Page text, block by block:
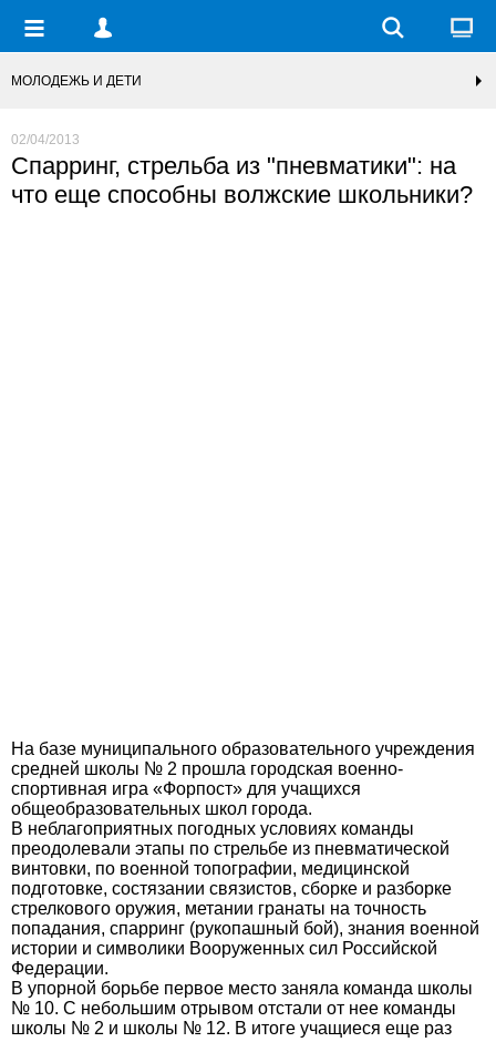
МОЛОДЕЖЬ И ДЕТИ
02/04/2013
Спарринг, стрельба из "пневматики": на
что еще способны волжские школьники?
На базе муниципального образовательного учреждения
средней школы № 2 прошла городская военно-
спортивная игра «Форпост» для учащихся
общеобразовательных школ города.
В неблагоприятных погодных условиях команды
преодолевали этапы по стрельбе из пневматической
винтовки, по военной топографии, медицинской
подготовке, состязании связистов, сборке и разборке
стрелкового оружия, метании гранаты на точность
попадания, спарринг (рукопашный бой), знания военной
истории и символики Вооруженных сил Российской
Федерации.
В упорной борьбе первое место заняла команда школы
№ 10. С небольшим отрывом отстали от нее команды
школы № 2 и школы № 12. В итоге учащиеся еще раз